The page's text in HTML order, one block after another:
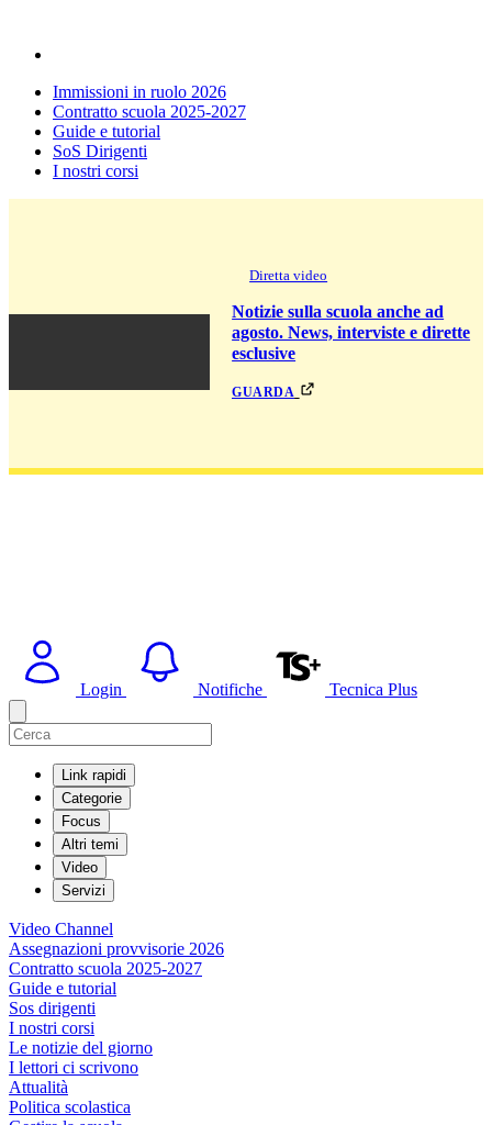
Immissioni in ruolo 2026
Contratto scuola 2025-2027
Guide e tutorial
SoS Dirigenti
I nostri corsi
Diretta video
Notizie sulla scuola anche ad
agosto. News, interviste e dirette
esclusive
guarda
Login Notifiche Tecnica Plus
Link rapidi
Categorie
Focus
Altri temi
Video
Servizi
Video Channel
Assegnazioni provvisorie 2026
Contratto scuola 2025-2027
Guide e tutorial
Sos dirigenti
I nostri corsi
Le notizie del giorno
I lettori ci scrivono
Attualità
Politica scolastica